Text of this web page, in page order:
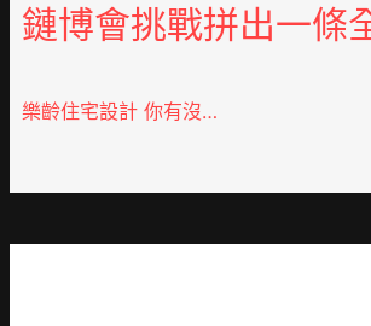
鏈博會挑戰拼出一條
樂齡住宅設計 你有沒…